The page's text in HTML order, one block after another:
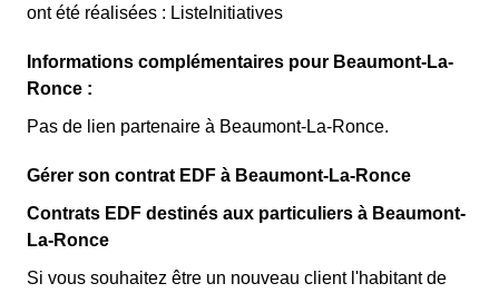
ont été réalisées : ListeInitiatives
Informations complémentaires pour Beaumont-La-
Ronce :
Pas de lien partenaire à Beaumont-La-Ronce.
Gérer son contrat EDF à Beaumont-La-Ronce
Contrats EDF destinés aux particuliers à Beaumont-
La-Ronce
Si vous souhaitez être un nouveau client l'habitant de